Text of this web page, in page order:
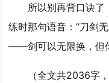
所以别再背口诀
练时那句语音：“刀剑
——剑可以无限换，但
（全文共2036字